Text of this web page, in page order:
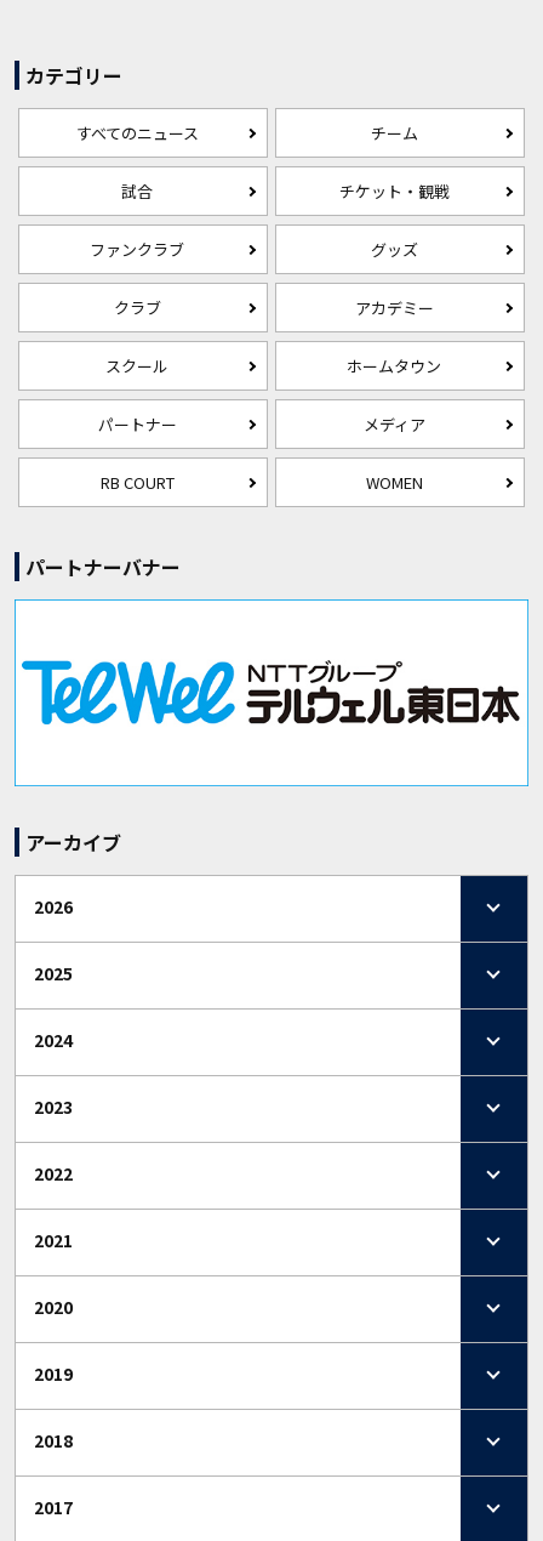
カテゴリー
すべてのニュース チーム
試合 チケット・観戦
ファンクラブ グッズ
クラブ アカデミー
スクール ホームタウン
パートナー メディア
RB COURT WOMEN
パートナーバナー
アーカイブ
2026
2025
2024
2023
2022
2021
2020
2019
2018
2017